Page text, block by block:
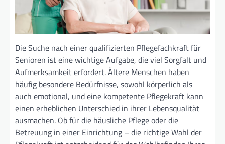
Die Suche nach einer qualifizierten Pflegefachkraft für
Senioren ist eine wichtige Aufgabe, die viel Sorgfalt und
Aufmerksamkeit erfordert. Ältere Menschen haben
häufig besondere Bedürfnisse, sowohl körperlich als
auch emotional, und eine kompetente Pflegekraft kann
einen erheblichen Unterschied in ihrer Lebensqualität
ausmachen. Ob für die häusliche Pflege oder die
Betreuung in einer Einrichtung – die richtige Wahl der